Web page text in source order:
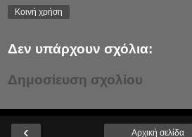
Κοινή χρήση
Δεν υπάρχουν σχόλια:
Δημοσίευση σχολίου
‹ Αρχική σελίδα